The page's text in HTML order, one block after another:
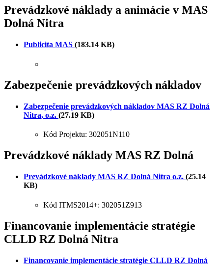
Prevádzkové náklady a animácie v MAS
Dolná Nitra
Publicita MAS (183.14 KB)
Zabezpečenie prevádzkových nákladov
Zabezpečenie prevádzkových nákladov MAS RZ Dolná
Nitra, o.z. (27.19 KB)
Kód Projektu: 302051N110
Prevádzkové náklady MAS RZ Dolná
Prevádzkové náklady MAS RZ Dolná Nitra o.z. (25.14
KB)
Kód ITMS2014+: 302051Z913
Financovanie implementácie stratégie
CLLD RZ Dolná Nitra
Financovanie implementácie stratégie CLLD RZ Dolná